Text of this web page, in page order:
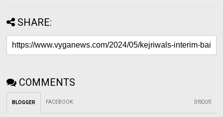
SHARE:
COMMENTS
BLOGGER FACEBOOK: DISQUS